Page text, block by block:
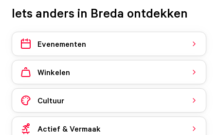
Iets anders in Breda ontdekken
Evenementen
Winkelen
Cultuur
Actief & Vermaak